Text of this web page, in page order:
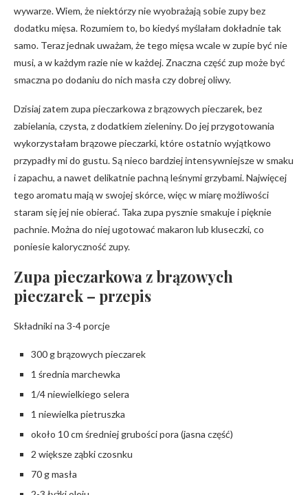
wywarze. Wiem, że niektórzy nie wyobrażają sobie zupy bez
dodatku mięsa. Rozumiem to, bo kiedyś myślałam dokładnie tak
samo. Teraz jednak uważam, że tego mięsa wcale w zupie być nie
musi, a w każdym razie nie w każdej. Znaczna część zup może być
smaczna po dodaniu do nich masła czy dobrej oliwy.
Dzisiaj zatem zupa pieczarkowa z brązowych pieczarek, bez
zabielania, czysta, z dodatkiem zieleniny. Do jej przygotowania
wykorzystałam brązowe pieczarki, które ostatnio wyjątkowo
przypadły mi do gustu. Są nieco bardziej intensywniejsze w smaku
i zapachu, a nawet delikatnie pachną leśnymi grzybami. Najwięcej
tego aromatu mają w swojej skórce, więc w miarę możliwości
staram się jej nie obierać. Taka zupa pysznie smakuje i pięknie
pachnie. Można do niej ugotować makaron lub kluseczki, co
poniesie kaloryczność zupy.
Zupa pieczarkowa z brązowych
pieczarek – przepis
Składniki na 3-4 porcje
300 g brązowych pieczarek
1 średnia marchewka
1/4 niewielkiego selera
1 niewielka pietruszka
około 10 cm średniej grubości pora (jasna część)
2 większe ząbki czosnku
70 g masła